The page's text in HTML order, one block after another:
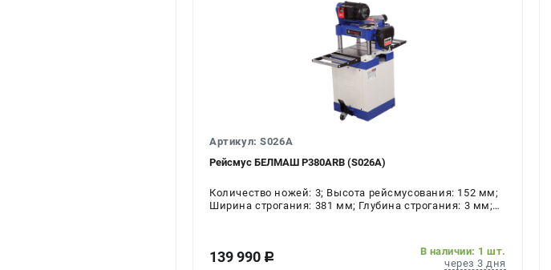
Артикул: S026A
Рейсмус БЕЛМАШ P380АRB (S026A)
Количество ножей: 3; Высота рейсмусования: 152 мм;
Ширина строгания: 381 мм; Глубина строгания: 3 мм;
139 990 c
В наличии: 1 шт.
через 3 дня